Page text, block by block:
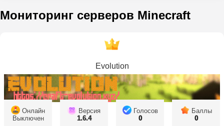
Мониторинг серверов Minecraft
Evolution
Онлайн
Выключен
Версия
1.6.4
Голосов
0
Баллы
0